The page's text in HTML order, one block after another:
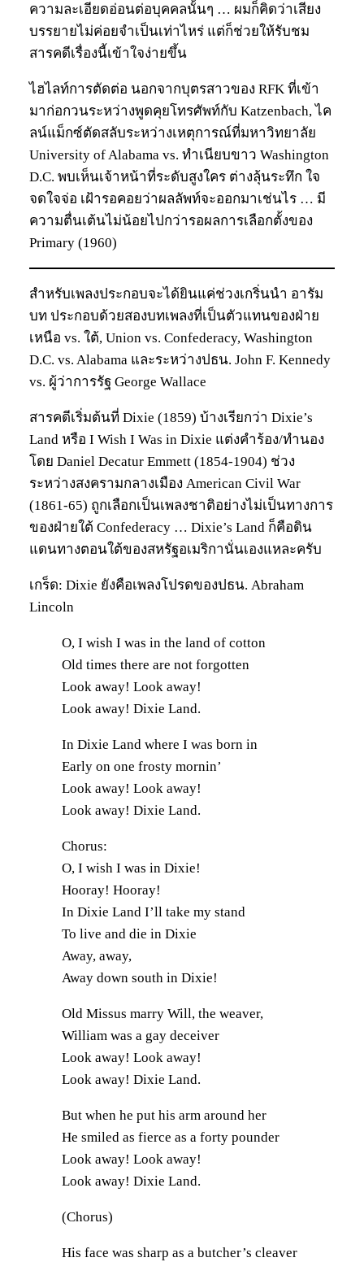
ความละเอียดอ่อนต่อบุคคลนั้นๆ … ผมก็คิดว่าเสียง
บรรยายไม่ค่อยจำเป็นเท่าไหร่ แต่ก็ช่วยให้รับชม
สารคดีเรื่องนี้เข้าใจง่ายขึ้น
ไฮไลท์การตัดต่อ นอกจากบุตรสาวของ RFK ที่เข้า
มาก่อกวนระหว่างพูดคุยโทรศัพท์กับ Katzenbach, ไค
ลน์แม็กซ์ตัดสลับระหว่างเหตุการณ์ที่มหาวิทยาลัย
University of Alabama vs. ทำเนียบขาว Washington
D.C. พบเห็นเจ้าหน้าที่ระดับสูงใคร ต่างลุ้นระทึก ใจ
จดใจจ่อ เฝ้ารอคอยว่าผลลัพท์จะออกมาเช่นไร … มี
ความตื่นเต้นไม่น้อยไปกว่ารอผลการเลือกตั้งของ
Primary (1960)
สำหรับเพลงประกอบจะได้ยินแค่ช่วงเกริ่นนำ อารัม
บท ประกอบด้วยสองบทเพลงที่เป็นตัวแทนของฝ่าย
เหนือ vs. ใต้, Union vs. Confederacy, Washington
D.C. vs. Alabama และระหว่างปธน. John F. Kennedy
vs. ผู้ว่าการรัฐ George Wallace
สารคดีเริ่มต้นที่ Dixie (1859) บ้างเรียกว่า Dixie’s
Land หรือ I Wish I Was in Dixie แต่งคำร้อง/ทำนอง
โดย Daniel Decatur Emmett (1854-1904) ช่วง
ระหว่างสงครามกลางเมือง American Civil War
(1861-65) ถูกเลือกเป็นเพลงชาติอย่างไม่เป็นทางการ
ของฝ่ายใต้ Confederacy … Dixie’s Land ก็คือดิน
แดนทางตอนใต้ของสหรัฐอเมริกานั่นเองแหละครับ
เกร็ด: Dixie ยังคือเพลงโปรดของปธน. Abraham
Lincoln
O, I wish I was in the land of cotton
Old times there are not forgotten
Look away! Look away!
Look away! Dixie Land.
In Dixie Land where I was born in
Early on one frosty mornin’
Look away! Look away!
Look away! Dixie Land.
Chorus:
O, I wish I was in Dixie!
Hooray! Hooray!
In Dixie Land I’ll take my stand
To live and die in Dixie
Away, away,
Away down south in Dixie!
Old Missus marry Will, the weaver,
William was a gay deceiver
Look away! Look away!
Look away! Dixie Land.
But when he put his arm around her
He smiled as fierce as a forty pounder
Look away! Look away!
Look away! Dixie Land.
(Chorus)
His face was sharp as a butcher’s cleaver